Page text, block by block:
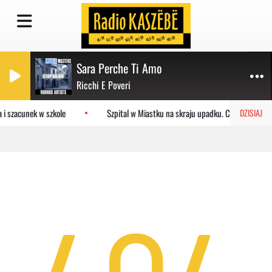
Sara Perche Ti Amo
Ricchi E Poveri
DZISIAJ
szacunek w szkole Szpital w Miastku na skraju upadku. Co czeka